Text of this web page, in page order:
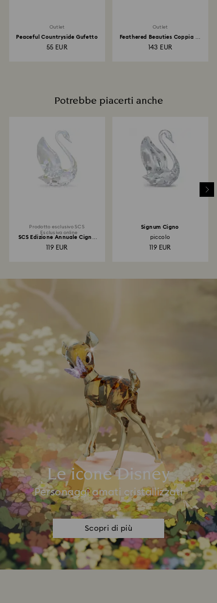
Outlet
Peaceful Countryside Gufetto
55 EUR
Outlet
Feathered Beauties Coppia di
143 EUR
Potrebbe piacerti anche
Prodotto esclusivo SCS
Esclusiva online
SCS Edizione Annuale Cigno
119 EUR
Signum Cigno
piccolo
119 EUR
Le icone Disney
Personaggi amati cristallizzati
Scopri di più